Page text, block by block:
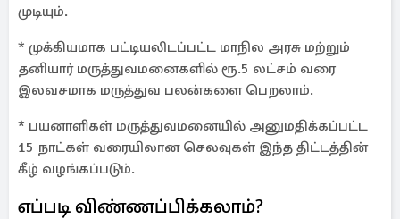
முடியும்.
* முக்கியமாக பட்டியலிடப்பட்ட மாநில அரசு மற்றும்
தனியார் மருத்துவமனைகளில் ரூ.5 லட்சம் வரை
இலவசமாக மருத்துவ பலன்களை பெறலாம்.
* பயனாளிகள் மருத்துவமனையில் அனுமதிக்கப்பட்ட
15 நாட்கள் வரையிலான செலவுகள் இந்த திட்டத்தின்
கீழ் வழங்கப்படும்.
எப்படி விண்ணப்பிக்கலாம்?